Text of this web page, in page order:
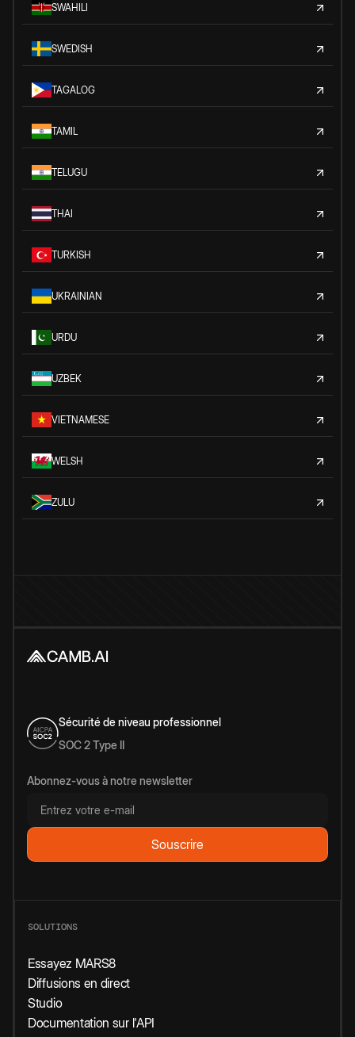
SWAHILI
SWEDISH
TAGALOG
TAMIL
TELUGU
THAI
TURKISH
UKRAINIAN
URDU
UZBEK
VIETNAMESE
WELSH
ZULU
Sécurité de niveau professionnel
SOC 2 Type II
Abonnez-vous à notre newsletter
SOLUTIONS
Essayez MARS8
Diffusions en direct
Studio
Documentation sur l'API